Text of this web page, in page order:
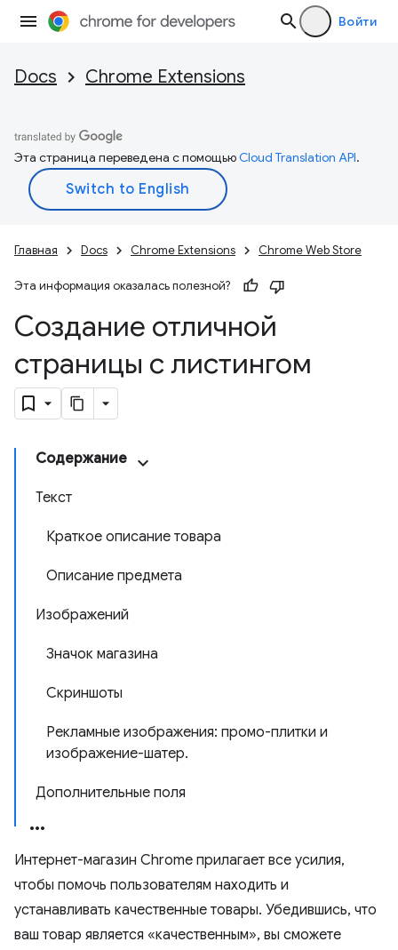
Войти
Docs Chrome Extensions
Эта страница переведена с помощьюCloud Translation API.
Главная Docs Chrome Extensions Chrome Web Store
Эта информация оказалась полезной?
Создание отличной
страницы с листингом
Содержание
Текст
Краткое описание товара
Описание предмета
Изображений
Значок магазина
Скриншоты
Рекламные изображения: промо-плитки и
изображение-шатер.
Дополнительные поля
Интернет-магазин Chrome прилагает все усилия,
чтобы помочь пользователям находить и
устанавливать качественные товары. Убедившись, что
ваш товар является «качественным», вы сможете